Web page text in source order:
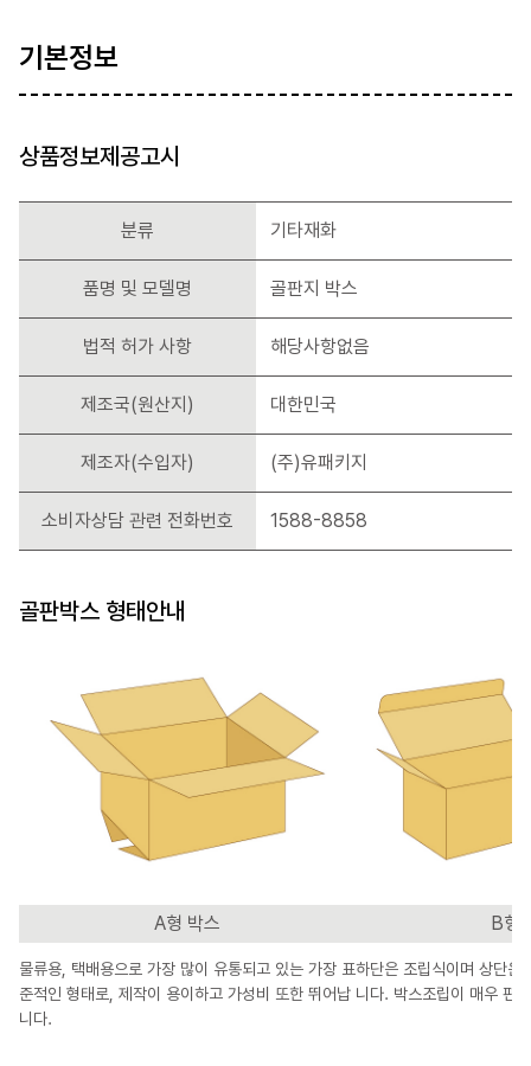
기본정보
상품정보제공고시
분류 기타재화
품명 및 모델명 골판지 박스
법적 허가 사항 해당사항없음
제조국(원산지) 대한민국
제조자(수입자) (주)유패키지
소비자상담 관련 전화번호 1588-8858
골판박스 형태안내
A형 박스
물류용, 택배용으로 가장 많이 유통되고 있는 가장 표
준적인 형태로, 제작이 용이하고 가성비 또한 뛰어납
니다.
B형
하단은 조립식이며 상단은
니다. 박스조립이 매우 편